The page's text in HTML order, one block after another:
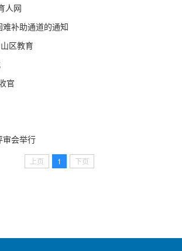
人网
补助通道的通知
区教育
官
审会举行
上页 1 下页